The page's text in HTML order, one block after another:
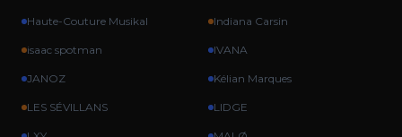
Haute-Couture Musikal Indiana Carsin
isaac spotman IVANA
JANOZ Kélian Marques
LES SÉVILLANS LIDGE